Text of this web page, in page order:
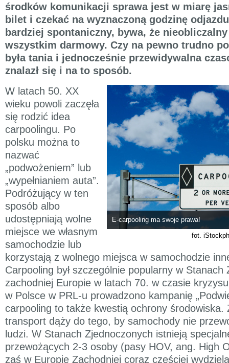
środków komunikacji sprawa jest w miarę
bilet i czekać na wyznaczoną godzinę
bardziej spontaniczny, bywa, że
wszystkim darmowy. Czy na pewno trudno
była tania i jednocześnie przewidywalna
znalazł się i na to sposób.
E-carpooling ma swoje prawa!
fot.
W latach 50. XX
wieku powoli zaczęła
się rodzić idea
carpoolingu. Po
polsku można to
nazwać
„podwożeniem” lub
„wypełnianiem auta”.
Podróżujący w ten
sposób albo
udostępniają wolne
miejsce we własnym
samochodzie lub
korzystają z wolnego miejsca w samochodzie
Carpooling był szczególnie popularny w Stanach
zachodniej Europie w latach 70. w czasie
w Polsce w PRL-u prowadzono kampanię
carpooling to także kwestią ochrony środowiska.
transport dąży do tego, by samochody nie
ludzi. W Stanach Zjednoczonych istnieją
przewożących 2-3 osoby (pasy HOV, ang. High
zaś w Europie Zachodniej coraz częściej